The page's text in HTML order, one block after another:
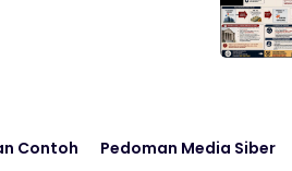
Contoh Pedoman Media Siber